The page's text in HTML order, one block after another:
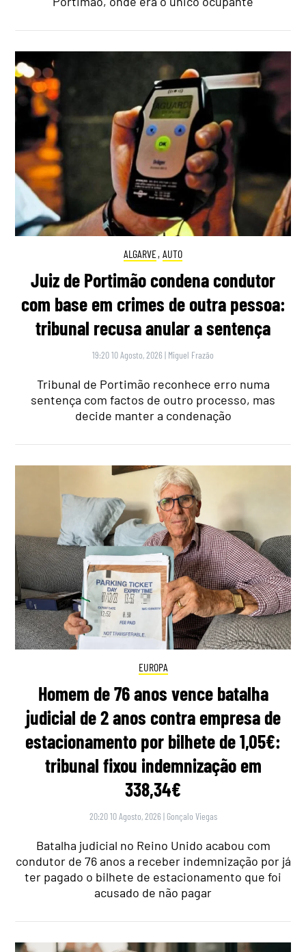
ALGARVE, AUTO
Juiz de Portimão condena condutor
com base em crimes de outra pessoa:
tribunal recusa anular a sentença
19:20 10 Agosto, 2026 | Miguel Frazão
Tribunal de Portimão reconhece erro numa
sentença com factos de outro processo, mas
decide manter a condenação
EUROPA
Homem de 76 anos vence batalha
judicial de 2 anos contra empresa de
estacionamento por bilhete de 1,05€:
tribunal fixou indemnização em
338,34€
20:20 10 Agosto, 2026 | Gonçalo Viegas
Batalha judicial no Reino Unido acabou com
condutor de 76 anos a receber indemnização por já
ter pagado o bilhete de estacionamento que foi
acusado de não pagar